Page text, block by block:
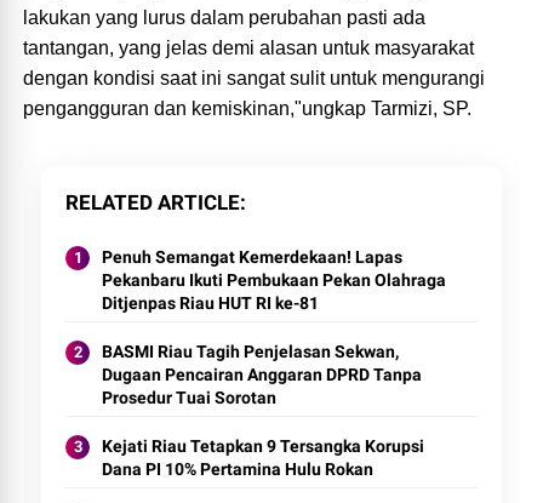
lakukan yang lurus dalam perubahan pasti ada
tantangan, yang jelas demi alasan untuk masyarakat
dengan kondisi saat ini sangat sulit untuk mengurangi
pengangguran dan kemiskinan,"ungkap Tarmizi, SP.
RELATED ARTICLE
Penuh Semangat Kemerdekaan! Lapas
Pekanbaru Ikuti Pembukaan Pekan Olahraga
Ditjenpas Riau HUT RI ke-81
BASMI Riau Tagih Penjelasan Sekwan,
Dugaan Pencairan Anggaran DPRD Tanpa
Prosedur Tuai Sorotan
Kejati Riau Tetapkan 9 Tersangka Korupsi
Dana PI 10% Pertamina Hulu Rokan